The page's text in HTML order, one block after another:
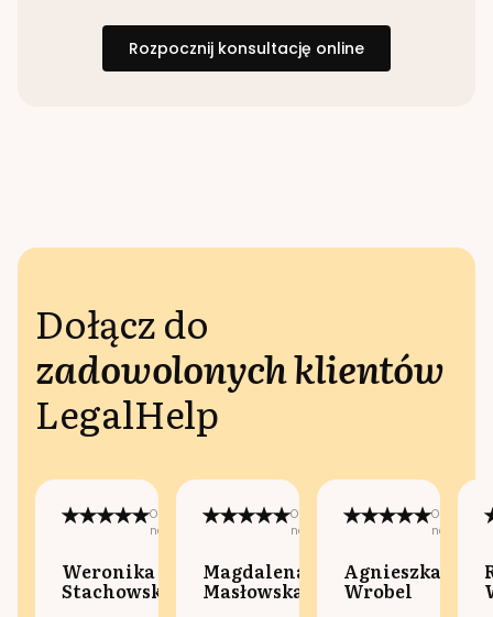
Rozpocznij konsultację online
Dołącz do
zadowolonych klientów
LegalHelp
Opublikowano
na:
Weronika
Stachowska
Opublikowano
na:
Magdalena
Masłowska
na:
Agnieszka
Wrobel